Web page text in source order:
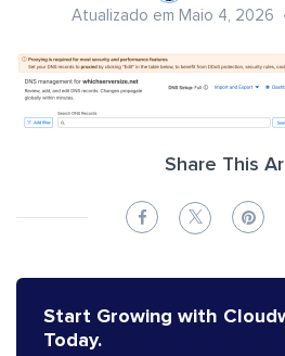
Atualizado em Maio 4, 2026
Share This
Start Growing with
Today.